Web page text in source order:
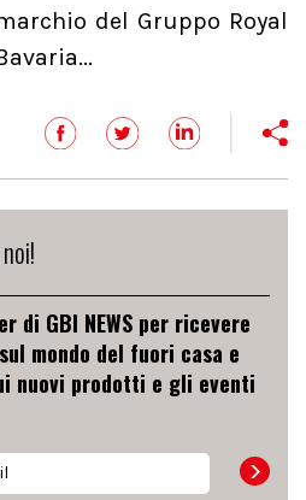
del Gruppo Royal
GBI NEWS per ricevere
mondo del fuori casa e
nuovi prodotti e gli eventi